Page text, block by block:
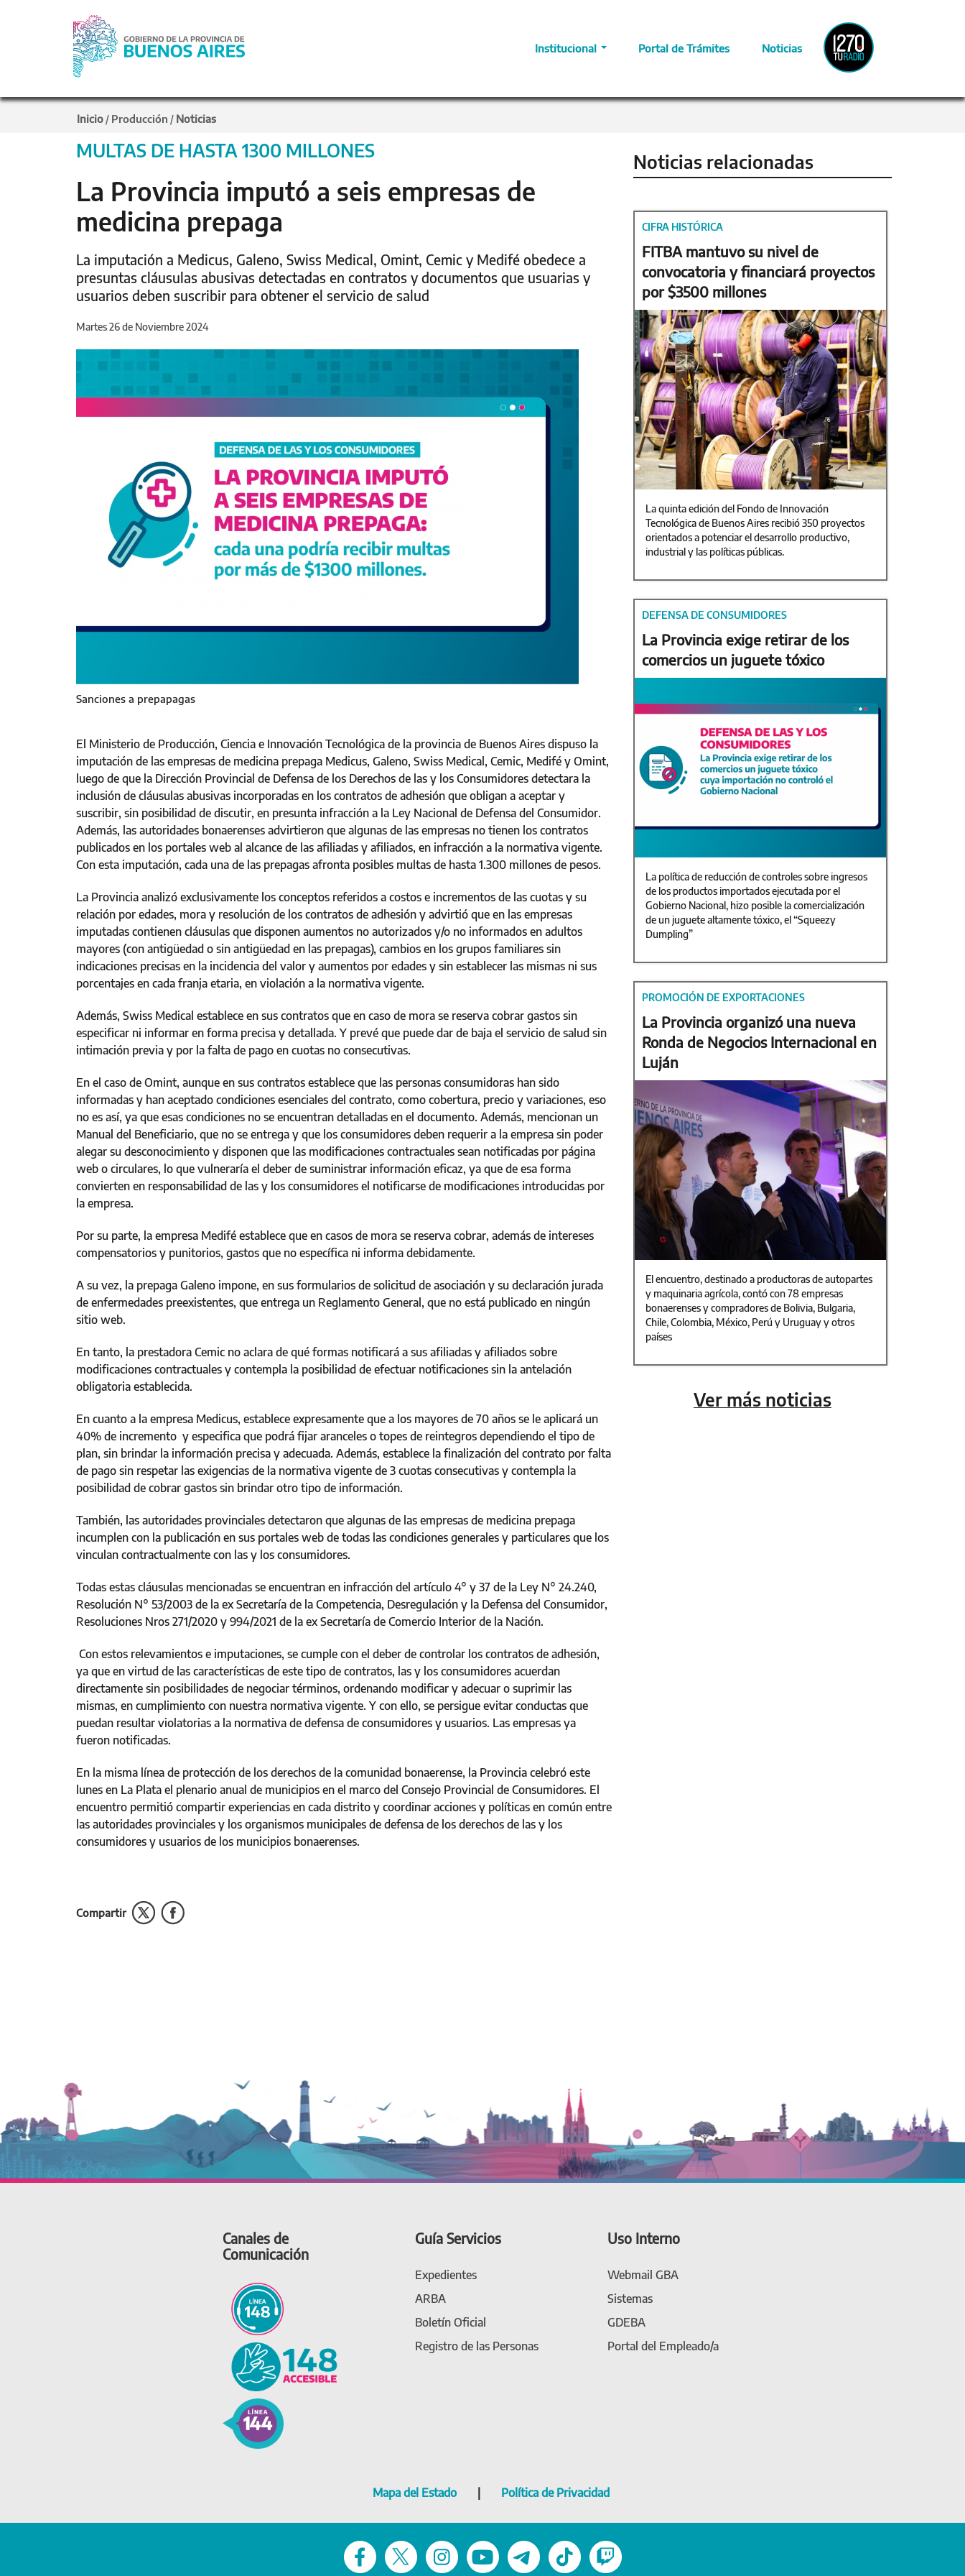
Institucional Portal de Trámites Noticias
Radio
Provincia
Inicio / Producción / Noticias
MULTAS DE HASTA 1300 MILLONES
La Provincia imputó a seis empresas de
medicina prepaga
La imputación a Medicus, Galeno, Swiss Medical, Omint, Cemic y Medifé obedece a
presuntas cláusulas abusivas detectadas en contratos y documentos que usuarias y
usuarios deben suscribir para obtener el servicio de salud
Martes 26 de Noviembre 2024
Sanciones a prepapagas
El Ministerio de Producción, Ciencia e Innovación Tecnológica de la provincia de Buenos Aires dispuso la
imputación de las empresas de medicina prepaga Medicus, Galeno, Swiss Medical, Cemic, Medifé y Omint,
luego de que la Dirección Provincial de Defensa de los Derechos de las y los Consumidores detectara la
inclusión de cláusulas abusivas incorporadas en los contratos de adhesión que obligan a aceptar y
suscribir, sin posibilidad de discutir, en presunta infracción a la Ley Nacional de Defensa del Consumidor.
Además, las autoridades bonaerenses advirtieron que algunas de las empresas no tienen los contratos
publicados en los portales web al alcance de las afiliadas y afiliados, en infracción a la normativa vigente.
Con esta imputación, cada una de las prepagas afronta posibles multas de hasta 1.300 millones de pesos.
La Provincia analizó exclusivamente los conceptos referidos a costos e incrementos de las cuotas y su
relación por edades, mora y resolución de los contratos de adhesión y advirtió que en las empresas
imputadas contienen cláusulas que disponen aumentos no autorizados y/o no informados en adultos
mayores (con antigüedad o sin antigüedad en las prepagas), cambios en los grupos familiares sin
indicaciones precisas en la incidencia del valor y aumentos por edades y sin establecer las mismas ni sus
porcentajes en cada franja etaria, en violación a la normativa vigente.
Además, Swiss Medical establece en sus contratos que en caso de mora se reserva cobrar gastos sin
especificar ni informar en forma precisa y detallada. Y prevé que puede dar de baja el servicio de salud sin
intimación previa y por la falta de pago en cuotas no consecutivas.
En el caso de Omint, aunque en sus contratos establece que las personas consumidoras han sido
informadas y han aceptado condiciones esenciales del contrato, como cobertura, precio y variaciones, eso
no es así, ya que esas condiciones no se encuentran detalladas en el documento. Además, mencionan un
Manual del Beneficiario, que no se entrega y que los consumidores deben requerir a la empresa sin poder
alegar su desconocimiento y disponen que las modificaciones contractuales sean notificadas por página
web o circulares, lo que vulneraría el deber de suministrar información eficaz, ya que de esa forma
convierten en responsabilidad de las y los consumidores el notificarse de modificaciones introducidas por
la empresa.
Por su parte, la empresa Medifé establece que en casos de mora se reserva cobrar, además de intereses
compensatorios y punitorios, gastos que no específica ni informa debidamente.
A su vez, la prepaga Galeno impone, en sus formularios de solicitud de asociación y su declaración jurada
de enfermedades preexistentes, que entrega un Reglamento General, que no está publicado en ningún
sitio web.
En tanto, la prestadora Cemic no aclara de qué formas notificará a sus afiliadas y afiliados sobre
modificaciones contractuales y contempla la posibilidad de efectuar notificaciones sin la antelación
obligatoria establecida.
En cuanto a la empresa Medicus, establece expresamente que a los mayores de 70 años se le aplicará un
40% de incremento y especifica que podrá fijar aranceles o topes de reintegros dependiendo el tipo de
plan, sin brindar la información precisa y adecuada. Además, establece la finalización del contrato por falta
de pago sin respetar las exigencias de la normativa vigente de 3 cuotas consecutivas y contempla la
posibilidad de cobrar gastos sin brindar otro tipo de información.
También, las autoridades provinciales detectaron que algunas de las empresas de medicina prepaga
incumplen con la publicación en sus portales web de todas las condiciones generales y particulares que los
vinculan contractualmente con las y los consumidores.
Todas estas cláusulas mencionadas se encuentran en infracción del artículo 4° y 37 de la Ley N° 24.240,
Resolución N° 53/2003 de la ex Secretaría de la Competencia, Desregulación y la Defensa del Consumidor,
Resoluciones Nros 271/2020 y 994/2021 de la ex Secretaría de Comercio Interior de la Nación.
Con estos relevamientos e imputaciones, se cumple con el deber de controlar los contratos de adhesión,
ya que en virtud de las características de este tipo de contratos, las y los consumidores acuerdan
directamente sin posibilidades de negociar términos, ordenando modificar y adecuar o suprimir las
mismas, en cumplimiento con nuestra normativa vigente. Y con ello, se persigue evitar conductas que
puedan resultar violatorias a la normativa de defensa de consumidores y usuarios. Las empresas ya
fueron notificadas.
En la misma línea de protección de los derechos de la comunidad bonaerense, la Provincia celebró este
lunes en La Plata el plenario anual de municipios en el marco del Consejo Provincial de Consumidores. El
encuentro permitió compartir experiencias en cada distrito y coordinar acciones y políticas en común entre
las autoridades provinciales y los organismos municipales de defensa de los derechos de las y los
consumidores y usuarios de los municipios bonaerenses.
Compartir
Noticias relacionadas
CIFRA HISTÓRICA
FITBA mantuvo su nivel de
convocatoria y financiará proyectos
por $3500 millones
La quinta edición del Fondo de Innovación
Tecnológica de Buenos Aires recibió 350 proyectos
orientados a potenciar el desarrollo productivo,
industrial y las políticas públicas.
DEFENSA DE CONSUMIDORES
La Provincia exige retirar de los
comercios un juguete tóxico
La política de reducción de controles sobre ingresos
de los productos importados ejecutada por el
Gobierno Nacional, hizo posible la comercialización
de un juguete altamente tóxico, el “Squeezy
Dumpling”
PROMOCIÓN DE EXPORTACIONES
La Provincia organizó una nueva
Ronda de Negocios Internacional en
Luján
El encuentro, destinado a productoras de autopartes
y maquinaria agrícola, contó con 78 empresas
bonaerenses y compradores de Bolivia, Bulgaria,
Chile, Colombia, México, Perú y Uruguay y otros
países
Ver más noticias
Canales de
Comunicación
Guía Servicios
Expedientes
ARBA
Boletín Oficial
Registro de las Personas
Uso Interno
Webmail GBA
Sistemas
GDEBA
Portal del Empleado/a
Mapa del Estado Política de Privacidad